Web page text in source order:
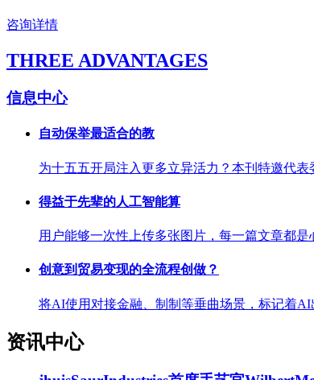
咨询详情
THREE ADVANTAGES
信息中心
自动保举最适合的教
为十五五开局注入更多立异活力？本刊特邀代
得益于先辈的人工智能算
用户能够一次性上传多张图片，每一篇文章都
创意到贸易变现的全流程创做？
将AI使用对接金融、制制等垂曲场景，标记着
资讯中心